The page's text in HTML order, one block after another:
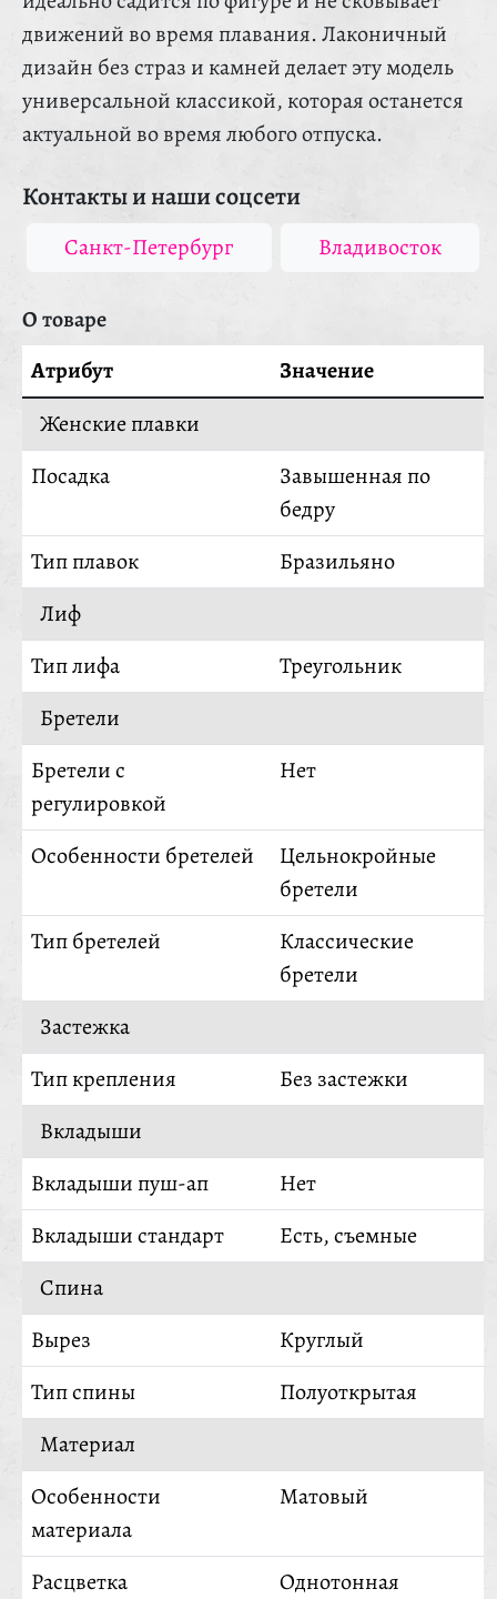
движений во время плавания. Лаконичный
дизайн без страз и камней делает эту модель
универсальной классикой, которая останется
актуальной во время любого отпуска.
Контакты и наши соцсети
Санкт-Петербург Владивосток
О товаре
Атрибут
Значение
Женские плавки
Посадка
Завышенная по
бедру
Тип плавок
Бразильяно
Лиф
Тип лифа
Треугольник
Бретели
Бретели с
регулировкой
Нет
Особенности бретелей
Цельнокройные
бретели
Тип бретелей
Классические
бретели
Застежка
Тип крепления
Без застежки
Вкладыши
Вкладыши пуш-ап
Нет
Вкладыши стандарт
Есть, съемные
Спина
Вырез
Круглый
Тип спины
Полуоткрытая
Материал
Особенности
материала
Матовый
Расцветка
Однотонная